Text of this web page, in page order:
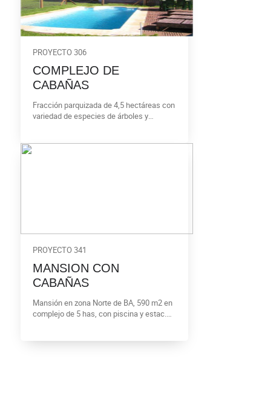
PROYECTO 306
COMPLEJO DE
CABAÑAS
Fracción parquizada de 4,5 hectáreas con
variedad de especies de árboles y
PROYECTO 341
MANSION CON
CABAÑAS
Mansión en zona Norte de BA, 590 m2 en
complejo de 5 has, con piscina y estac.